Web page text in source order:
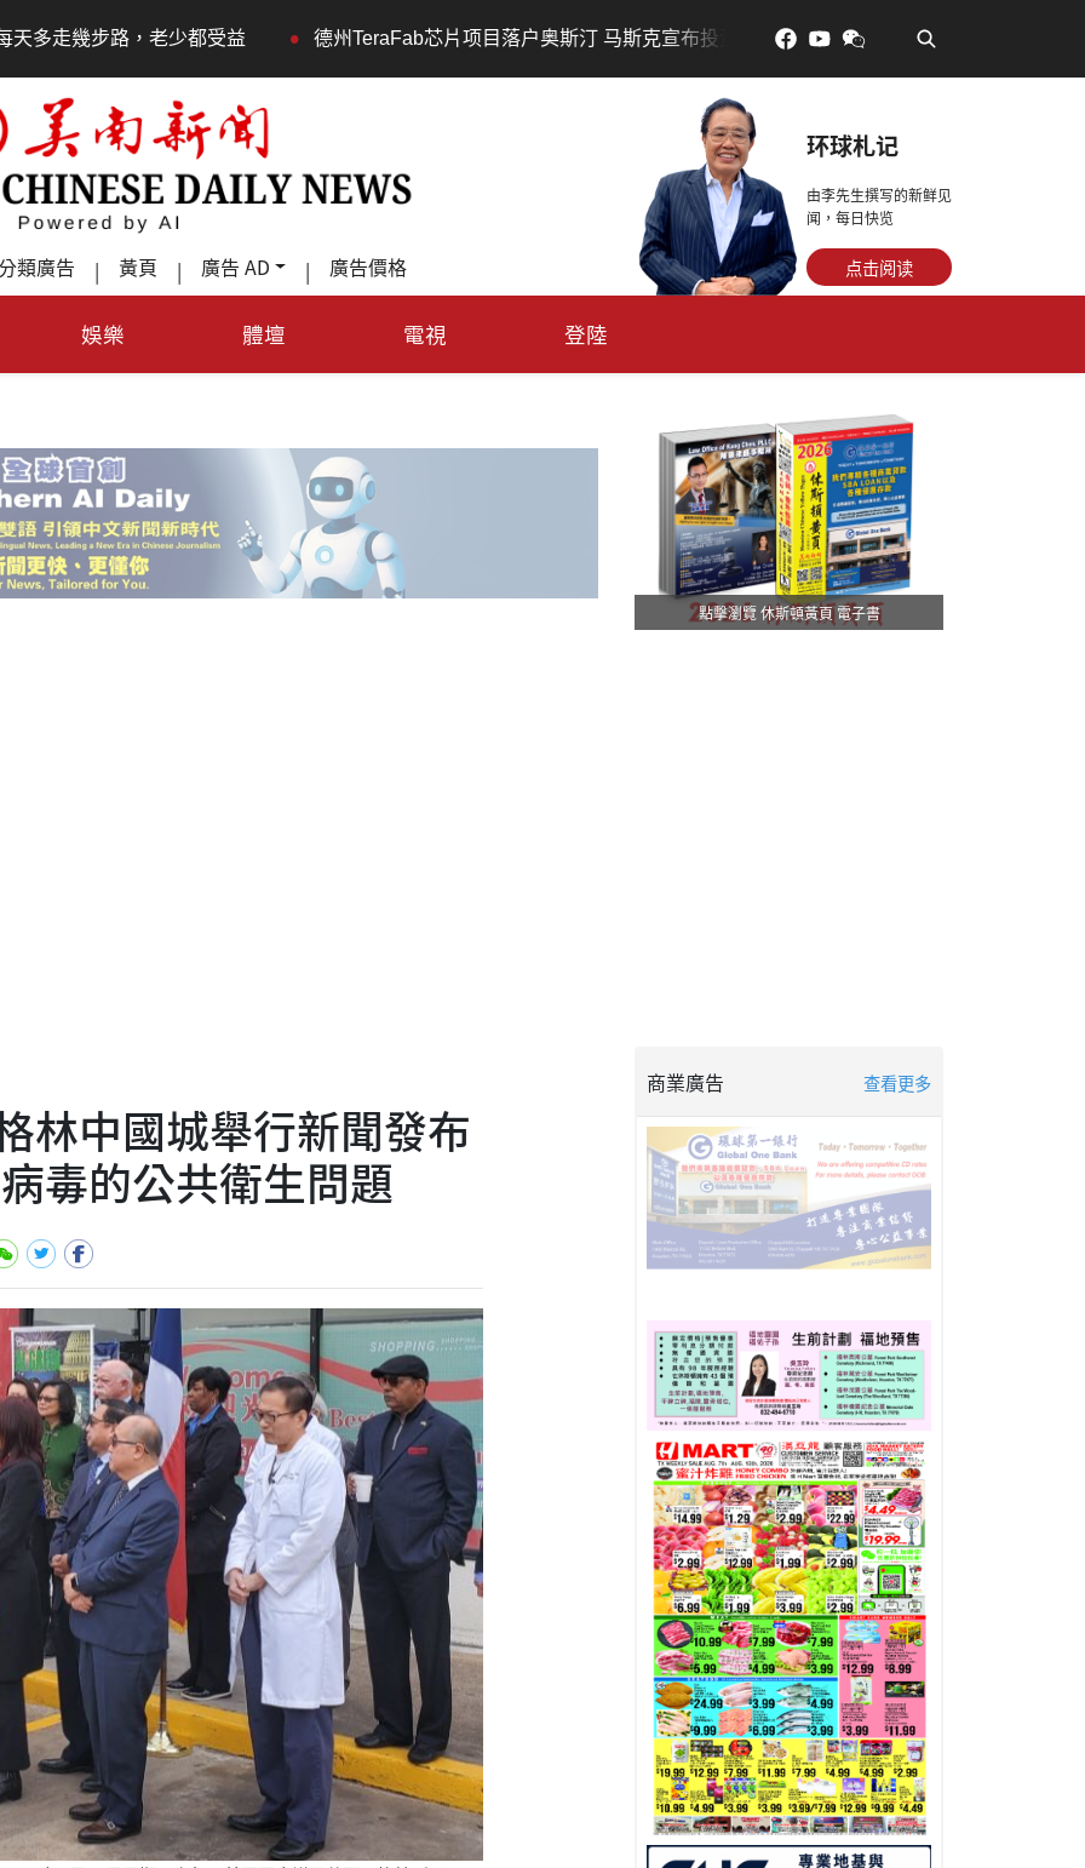
少都受益 • 德州TeraFab芯片项目落户奥斯汀 马斯克宣布投资200亿美元建设AI芯片制造基地 吃對了更年輕：花
類廣告 | 黃頁 | 廣告 AD | 廣告價格
环球札记
由李先生撰写的新鲜见
闻，每日快览
点击阅读
娛樂 體壇 電視 登陸
點擊瀏覽 休斯頓黃頁 電子書
林中國城舉行新聞發布
毒的公共衛生問題
商業廣告 查看更多